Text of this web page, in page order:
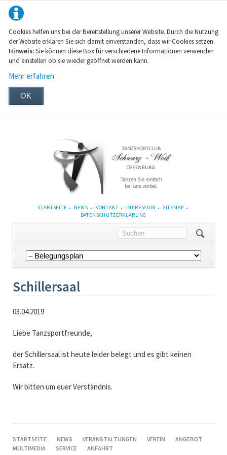
Cookies helfen uns bei der Bereitstellung unserer Website. Durch die Nutzung
der Website erklären Sie sich damit einverstanden, dass wir Cookies setzen.
Hinweis:Sie können diese Box für verschiedene Informationen verwenden
und einstellen ob sie wieder geöffnet werden kann.
Mehr erfahren
OK
NAVIGATION
STARTSEITE NEWS KONTAKT IMPRESSUM
SITEMAP
DATENSCHUTZERKLÄRUNG
Navigation
überspringen
Schillersaal
03.04.2019
Liebe Tanzsportfreunde,
der Schillersaal ist heute leider belegt und es gibt keinen
Ersatz.
Wir bitten um euer Verständnis.
NAVIGATION
ÜBERSPRINGEN
STARTSEITE NEWS VERANSTALTUNGEN VEREIN
ANGEBOT
MULTIMEDIA
SERVICE ANFAHRT